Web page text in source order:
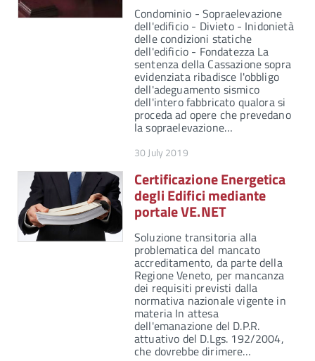
Condominio - Sopraelevazione
dell'edificio - Divieto - Inidonietà
delle condizioni statiche
dell'edificio - Fondatezza La
sentenza della Cassazione sopra
evidenziata ribadisce l'obbligo
dell'adeguamento sismico
dell'intero fabbricato qualora si
proceda ad opere che prevedano
la sopraelevazione…
30 July 2019
Certificazione Energetica
degli Edifici mediante
portale VE.NET
Soluzione transitoria alla
problematica del mancato
accreditamento, da parte della
Regione Veneto, per mancanza
dei requisiti previsti dalla
normativa nazionale vigente in
materia In attesa
dell'emanazione del D.P.R.
attuativo del D.Lgs. 192/2004,
che dovrebbe dirimere…